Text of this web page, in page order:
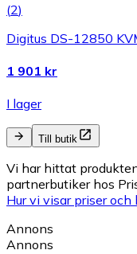
(2)
Digitus DS-12850
1 901 kr
I lager
Till butik
Vi har hittat
partnerbutiker hos
Hur vi visar priser och
Annons
Annons